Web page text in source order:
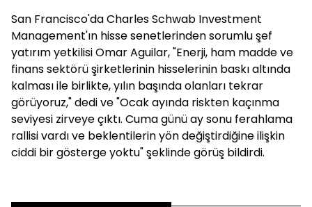
San Francisco'da Charles Schwab Investment
Management'ın hisse senetlerinden sorumlu şef
yatırım yetkilisi Omar Aguilar, "Enerji, ham madde ve
finans sektörü şirketlerinin hisselerinin baskı altında
kalması ile birlikte, yılın başında olanları tekrar
görüyoruz," dedi ve "Ocak ayında riskten kaçınma
seviyesi zirveye çıktı. Cuma günü ay sonu ferahlama
rallisi vardı ve beklentilerin yön değiştirdiğine ilişkin
ciddi bir gösterge yoktu" şeklinde görüş bildirdi.